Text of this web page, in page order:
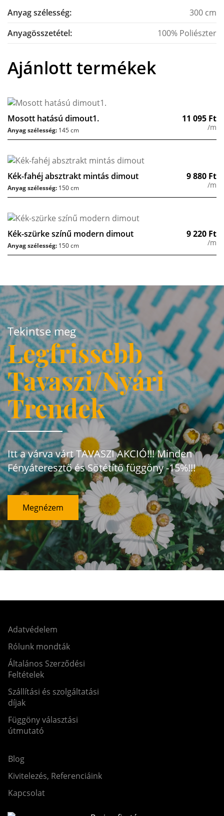
Anyag szélesség:
300 cm
Anyagösszetétel:
100% Poliészter
Ajánlott termékek
Mosott hatású dimout1. 11 095 Ft
/m
Anyag szélesség: 145 cm
Kék-fahéj absztrakt mintás dimout 9 880 Ft
/m
Anyag szélesség: 150 cm
Kék-szürke színű modern dimout 9 220 Ft
/m
Anyag szélesség: 150 cm
Tekintse meg
Legfrissebb
Tavaszi/Nyári
Trendek
Itt a várva várt TAVASZI AKCIÓ!!! Minden
Fényáteresztő és Sötétítő függöny -15%!!!
Megnézem
Adatvédelem
Rólunk mondták
Általános Szerződési
Feltételek
Szállítási és szolgáltatási
díjak
Függöny választási
útmutató
Blog
Kivitelezés, Referenciáink
Kapcsolat